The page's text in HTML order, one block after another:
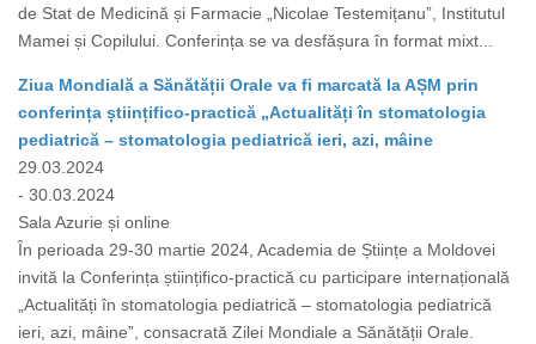
de Stat de Medicină și Farmacie „Nicolae Testemițanu”, Institutul
Mamei și Copilului. Conferința se va desfășura în format mixt...
Ziua Mondială a Sănătății Orale va fi marcată la AȘM prin
conferința științifico-practică „Actualități în stomatologia
pediatrică – stomatologia pediatrică ieri, azi, mâine
29.03.2024
- 30.03.2024
Sala Azurie și online
În perioada 29-30 martie 2024, Academia de Științe a Moldovei
invită la Conferința științifico-practică cu participare internațională
„Actualități în stomatologia pediatrică – stomatologia pediatrică
ieri, azi, mâine”, consacrată Zilei Mondiale a Sănătății Orale.